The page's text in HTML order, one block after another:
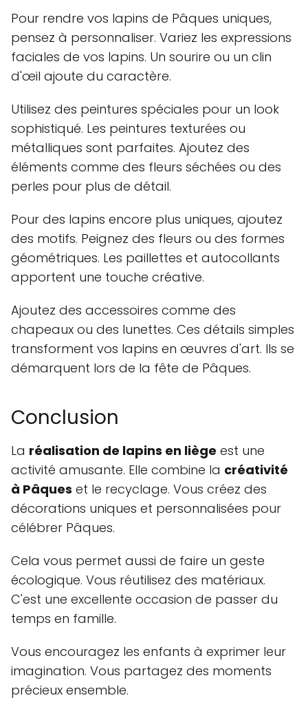
Pour rendre vos lapins de Pâques uniques,
pensez à personnaliser. Variez les expressions
faciales de vos lapins. Un sourire ou un clin
d'œil ajoute du caractère.
Utilisez des peintures spéciales pour un look
sophistiqué. Les peintures texturées ou
métalliques sont parfaites. Ajoutez des
éléments comme des fleurs séchées ou des
perles pour plus de détail.
Pour des lapins encore plus uniques, ajoutez
des motifs. Peignez des fleurs ou des formes
géométriques. Les paillettes et autocollants
apportent une touche créative.
Ajoutez des accessoires comme des
chapeaux ou des lunettes. Ces détails simples
transforment vos lapins en œuvres d'art. Ils se
démarquent lors de la fête de Pâques.
Conclusion
La réalisation de lapins en liège est une
activité amusante. Elle combine la créativité
à Pâques et le recyclage. Vous créez des
décorations uniques et personnalisées pour
célébrer Pâques.
Cela vous permet aussi de faire un geste
écologique. Vous réutilisez des matériaux.
C'est une excellente occasion de passer du
temps en famille.
Vous encouragez les enfants à exprimer leur
imagination. Vous partagez des moments
précieux ensemble.